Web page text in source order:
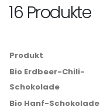
16 Produkte
Produkt
Bio Erdbeer-Chili-
Schokolade
Bio Hanf-Schokolade